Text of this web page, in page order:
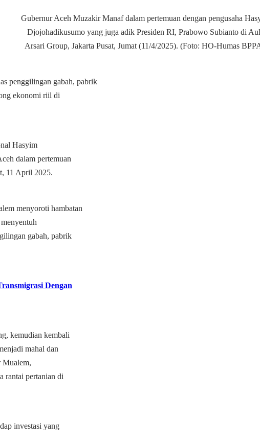
Gubernur Aceh Muzakir Manaf dalam pertemuan dengan pengusaha
Djojohadikusumo yang juga adik Presiden RI, Prabowo Subianto di
Arsari Group, Jakarta Pusat, Jumat (11/4/2025). (Foto: HO-Humas
penggilingan gabah, pabrik
ekonomi riil di
Hasyim
dalam pertemuan
11 April 2025.
menyoroti hambatan
gabah, pabrik
Dengan
kemudian kembali
mahal dan
Mualem,
rantai pertanian di
investasi yang